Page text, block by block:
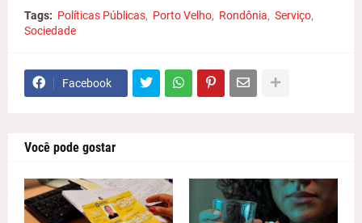
Tags: Políticas Públicas Porto Velho Rondônia
Serviço
Sociedade
Facebook
Você pode gostar